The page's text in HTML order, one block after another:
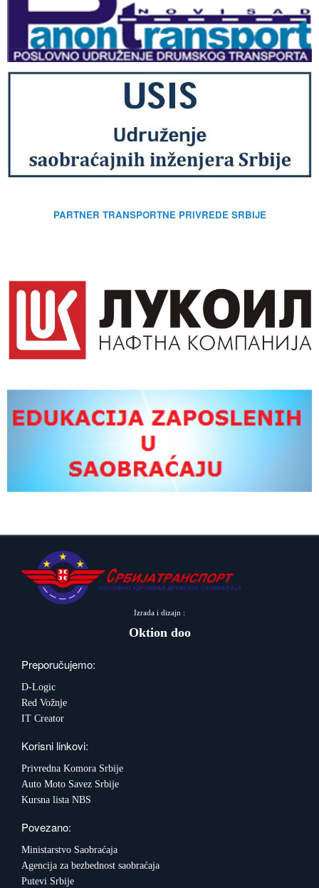
PARTNER TRANSPORTNE PRIVREDE SRBIJE
Izrada i dizajn :
Oktion doo
Preporučujemo:
D-Logic
Red Vožnje
IT Creator
Korisni linkovi:
Privredna Komora Srbije
Auto Moto Savez Srbije
Kursna lista NBS
Povezano:
Ministarstvo Saobraćaja
Agencija za bezbednost saobraćaja
Putevi Srbije